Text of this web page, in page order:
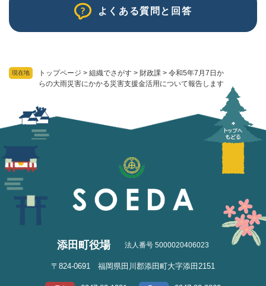
現在地 トップページ > 組織でさがす > 財政課 > 令和5年7月7日か
らの大雨災害にかかる災害支援金活用について報告します
よくある質問と回答
添田町役場 法人番号 5000020406023
〒824-0691 福岡県田川郡添田町大字添田2151